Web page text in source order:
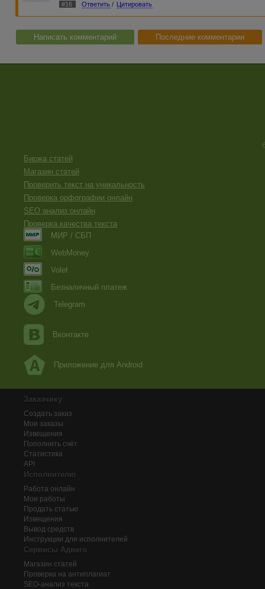
#16 Ответить / Цитировать
Написать комментарий Последние комментарии
Биржа статей
Магазин статей
Проверить текст на уникальность
Проверка орфографии онлайн
SEO анализ онлайн
Проверка качества текста
МИР / СБП
WebMoney
Volet
Безналичный платеж
Telegram
Вконтакте
Приложение для Android
Заказчику
Создать заказ
Мои заказы
Извещения
Пополнить счёт
Статистика
API
Исполнителю
Работа онлайн
Мои работы
Продать статью
Извещения
Вывод средств
Инструкции для исполнителей
Сервисы Адвего
Магазин статей
Проверка на антиплагиат
SEO-анализ текста